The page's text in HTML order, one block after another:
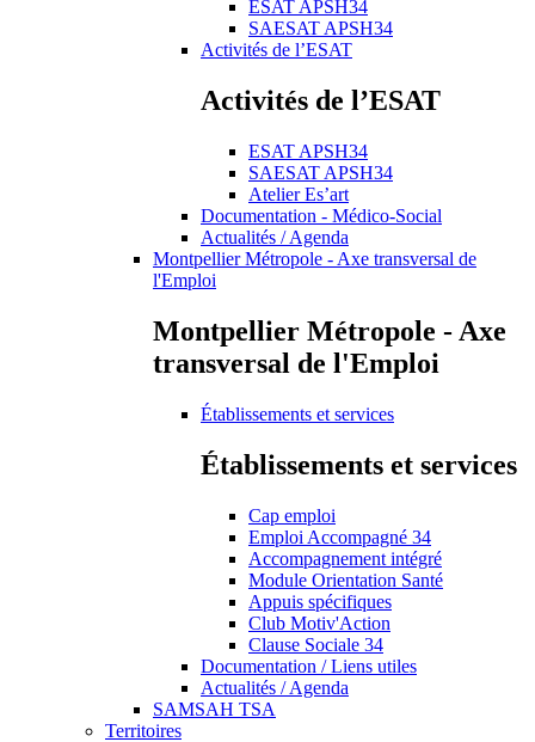
ESAT APSH34
SAESAT APSH34
Activités de l’ESAT
Activités de l’ESAT
ESAT APSH34
SAESAT APSH34
Atelier Es’art
Documentation - Médico-Social
Actualités / Agenda
Montpellier Métropole - Axe transversal de
l'Emploi
Montpellier Métropole - Axe
transversal de l'Emploi
Établissements et services
Établissements et services
Cap emploi
Emploi Accompagné 34
Accompagnement intégré
Module Orientation Santé
Appuis spécifiques
Club Motiv'Action
Clause Sociale 34
Documentation / Liens utiles
Actualités / Agenda
SAMSAH TSA
Territoires